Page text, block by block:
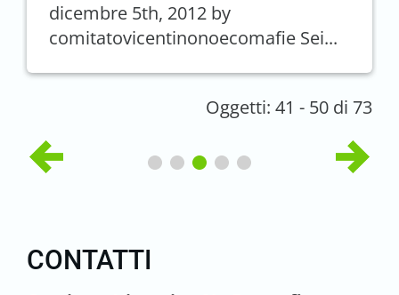
dicembre 5th, 2012 by
comitatovicentinonoecomafie Sei...
Oggetti: 41 - 50 di 73
CONTATTI